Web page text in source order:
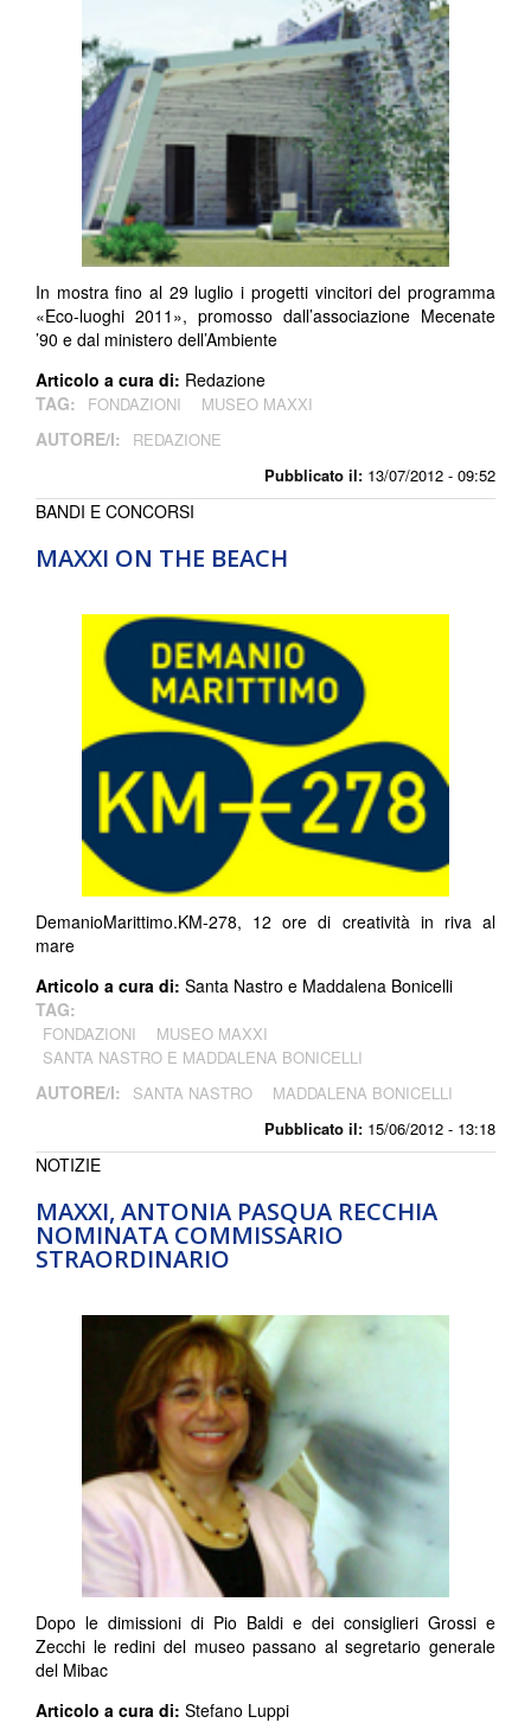
Pubblicato il: 13/07/2012 - 09:52
In mostra fino al 29 luglio i progetti vincitori del programma
«Eco-luoghi 2011», promosso dall’associazione Mecenate
’90 e dal ministero dell’Ambiente
Articolo a cura di: Redazione
TAG:
FONDAZIONI MUSEO MAXXI
AUTORE/I: REDAZIONE
MAXXI ON THE BEACH
Pubblicato il: 15/06/2012 - 13:18
BANDI E CONCORSI
DemanioMarittimo.KM-278, 12 ore di creatività in riva al
mare
Articolo a cura di: Santa Nastro e Maddalena Bonicelli
TAG:
FONDAZIONI
MUSEO MAXXI
SANTA NASTRO E MADDALENA BONICELLI
AUTORE/I: SANTA NASTRO MADDALENA BONICELLI
MAXXI, ANTONIA PASQUA RECCHIA
NOMINATA COMMISSARIO
STRAORDINARIO
NOTIZIE
Dopo le dimissioni di Pio Baldi e dei consiglieri Grossi e
Zecchi le redini del museo passano al segretario generale
del Mibac
Articolo a cura di: Stefano Luppi